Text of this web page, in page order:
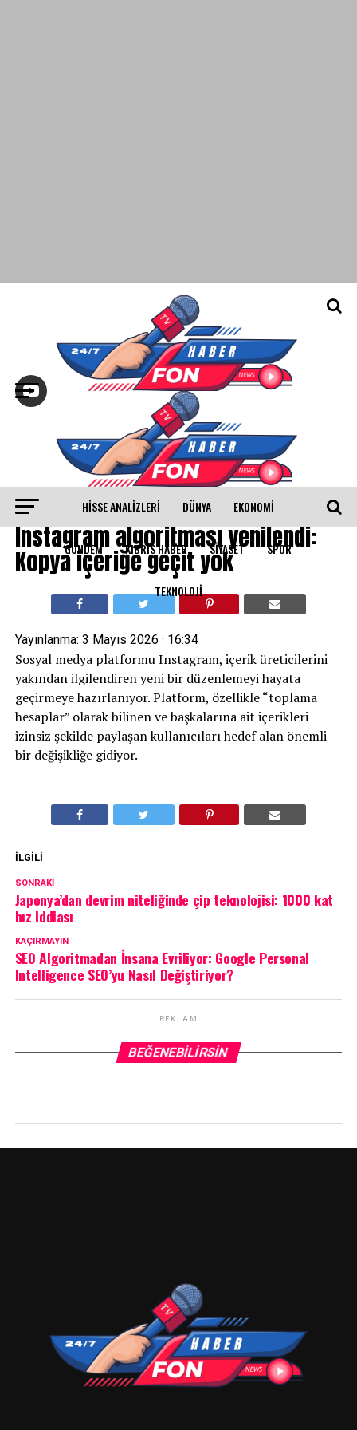
HISSE ANALIZLERI DÜNYA EKONOMİ
GÜNDEM KIBRIS HABER SİYASET SPOR
TEKNOLOJİ
TEKNOLOJİ
Instagram algoritması yenilendi:
Kopya içeriğe geçit yok
Yayınlanma: 3 Mayıs 2026 · 16:34
Sosyal medya platformu Instagram, içerik üreticilerini
yakından ilgilendiren yeni bir düzenlemeyi hayata
geçirmeye hazırlanıyor. Platform, özellikle “toplama
hesaplar” olarak bilinen ve başkalarına ait içerikleri
izinsiz şekilde paylaşan kullanıcıları hedef alan önemli
bir değişikliğe gidiyor.
İLGILI
SONRAKI
Japonya’dan devrim niteliğinde çip teknolojisi: 1000 kat
hız iddiası
KAÇIRMAYIN
SEO Algoritmadan İnsana Evriliyor: Google Personal
Intelligence SEO’yu Nasıl Değiştiriyor?
REKLAM
BEĞENEBILIRSIN